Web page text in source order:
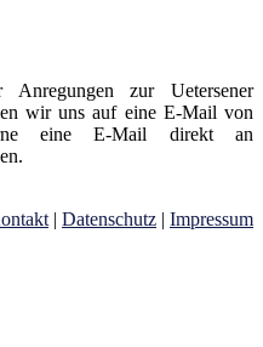
zur Uetersener
wir uns auf eine E-Mail von
eine E-Mail direkt an
| Datenschutz | Impressum